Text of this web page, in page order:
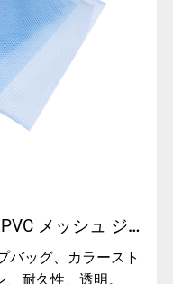
カラーストリップ付き A4 PVC メッシュ ジップ バッグ - MFO-8155
バッグ、カラースト
耐久性、透明。